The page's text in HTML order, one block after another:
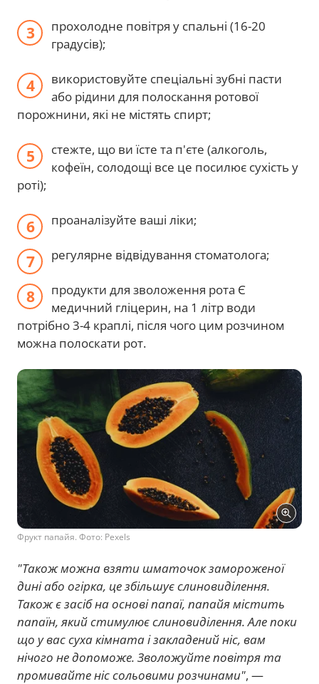
прохолодне повітря у спальні (16-20
градусів);
використовуйте спеціальні зубні пасти
або рідини для полоскання ротової
порожнини, які не містять спирт;
стежте, що ви їсте та п'єте (алкоголь,
кофеїн, солодощі все це посилює сухість у
роті);
проаналізуйте ваші ліки;
регулярне відвідування стоматолога;
продукти для зволоження рота Є
медичний гліцерин, на 1 літр води
потрібно 3-4 краплі, після чого цим розчином
можна полоскати рот.
Фрукт папайя. Фото: Pexels
"Також можна взяти шматочок замороженої
дині або огірка, це збільшує слиновиділення.
Також є засіб на основі папаї, папайя містить
папаїн, який стимулює слиновиділення. Але поки
що у вас суха кімната і закладений ніс, вам
нічого не допоможе. Зволожуйте повітря та
промивайте ніс сольовими розчинами", —